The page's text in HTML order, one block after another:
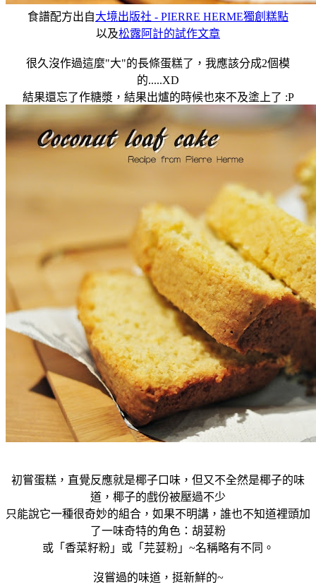
食譜配方出自大境出版社 - PIERRE HERME獨創糕點
以及松露阿計的試作文章
很久沒作過這麼"大"的長條蛋糕了，我應該分成2個模
的.....XD
結果還忘了作糖漿，結果出爐的時候也來不及塗上了 :P
初嘗蛋糕，直覺反應就是椰子口味，但又不全然是椰子的味
道，椰子的戲份被壓過不少
只能說它一種很奇妙的組合，如果不明講，誰也不知道裡頭加
了一味奇特的角色：胡荽粉
或「香菜籽粉」或「芫荽粉」~名稱略有不同。
沒嘗過的味道，挺新鮮的~